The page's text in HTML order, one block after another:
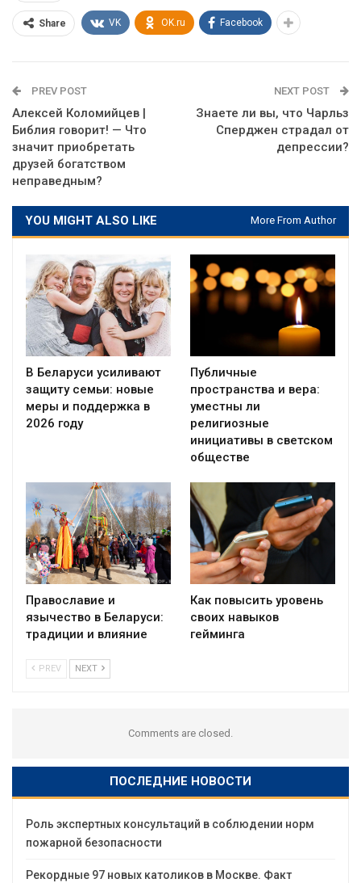
Share VK OK.ru Facebook
PREV POST
Алексей Коломийцев |
Библия говорит! — Что
значит приобретать
друзей богатством
неправедным?
NEXT POST
Знаете ли вы, что Чарльз
Сперджен страдал от
депрессии?
YOU MIGHT ALSO LIKE More From Author
В Беларуси усиливают
защиту семьи: новые
меры и поддержка в
2026 году
Публичные
пространства и вера:
уместны ли
религиозные
инициативы в светском
обществе
Православие и
язычество в Беларуси:
традиции и влияние
Как повысить уровень
своих навыков
гейминга
PREV NEXT
Comments are closed.
ПОСЛЕДНИЕ НОВОСТИ
Роль экспертных консультаций в соблюдении норм
пожарной безопасности
Рекордные 97 новых католиков в Москве. Факт